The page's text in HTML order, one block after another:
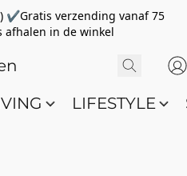
✔Gratis verzending vanaf 75
in de winkel
LIFESTYLE